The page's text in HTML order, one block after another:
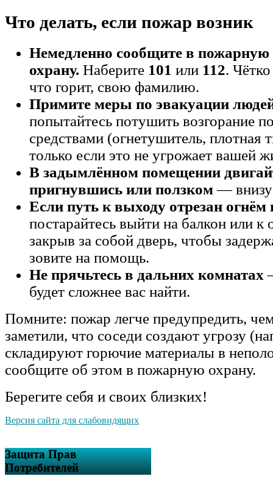
Что делать, если пожар возник
Немедленно сообщите в пожарную
охрану. Наберите 101 или 112.
что горит, свою фамилию.
Примите меры по эвакуации
попытайтесь потушить возгорание
средствами (огнетушитель, плотная
только если это не угрожает вашей
В задымлённом помещении
пригнувшись или ползком—
Если путь к выходу отрезан
постарайтесь выйти на балкон или к
закрыв за собой дверь, чтобы
зовите на помощь.
Не прячьтесь в дальних комнатах
будет сложнее вас найти.
Помните: пожар легче предупредить,
заметили, что соседи создают угрозу
складируют горючие материалы в
сообщите об этом в пожарную охрану.
Берегите себя и своих близких!
Версия сайта для слабовидящих
Защита Прав
Потребителей